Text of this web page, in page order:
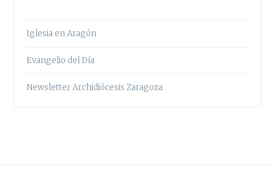
Iglesia en Aragón
Evangelio del Día
Newsletter Archidiócesis Zaragoza